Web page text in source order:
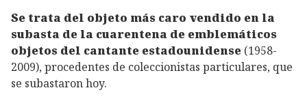
Se trata del objeto más caro vendido en la
subasta de la cuarentena de emblemáticos
objetos del cantante estadounidense (1958-
2009), procedentes de coleccionistas particulares, que
se subastaron hoy.